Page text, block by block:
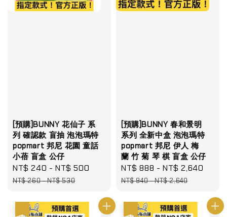
[預購]BUNNY 花仙子 系
列 確認款 盲抽 泡泡瑪特
popmart 邦尼 花園 童話
小蓓 盲盒 公仔
Sale
price
NT$ 240 -NT$ 500
Regular
NT$ 260-NT$ 530
[預購]BUNNY 春和景明
系列 全新中盒 泡泡瑪特
popmart 邦尼 伊人 梅
蘭 竹 菊 琴 棋 盲盒 公仔
Sale
price
NT$ 888 -NT$ 2,640
NT$ 940-NT$ 2,640